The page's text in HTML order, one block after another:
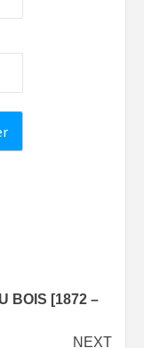
BOIS [1872 –
NEXT